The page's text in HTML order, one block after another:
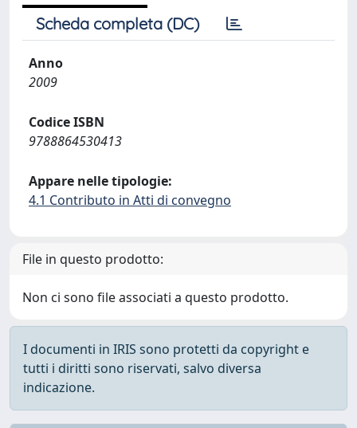
Scheda completa (DC)
Anno
2009
Codice ISBN
9788864530413
Appare nelle tipologie:
4.1 Contributo in Atti di convegno
File in questo prodotto:
Non ci sono file associati a questo prodotto.
I documenti in IRIS sono protetti da copyright e
tutti i diritti sono riservati, salvo diversa
indicazione.